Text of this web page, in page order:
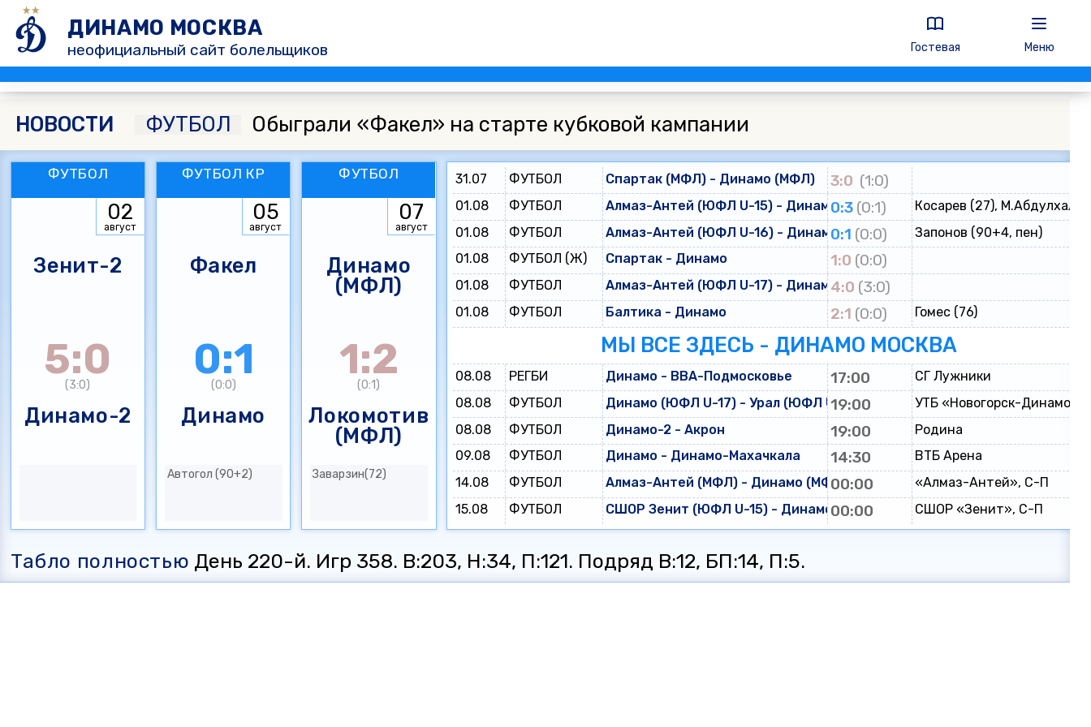
ДИНАМО МОСКВА
неофициальный сайт болельщиков Гостевая Меню
НОВОСТИ ФУТБОЛ Обыграли «Факел» на старте кубковой кампании
ФУТБОЛ
02
август
Зенит-2
5:0
(3:0)
Динамо-2
ФУТБОЛ КР
05
август
Факел
0:1
(0:0)
Динамо
Автогол (90+2)
ФУТБОЛ
07
август
Динамо
(МФЛ)
1:2
(0:1)
Локомотив
(МФЛ)
Заварзин(72)
31.07 ФУТБОЛ Спартак (МФЛ) - Динамо (МФЛ) 3:0 (1:0)
01.08 ФУТБОЛ Алмаз-Антей (ЮФЛ U-15) - Динамо (ЮФЛ U-15)
0:3 (0:1)
Косарев (27),
01.08
ФУТБОЛ Алмаз-Антей (ЮФЛ U-16) - Динамо (ЮФЛ U-16)
0:1 (0:0)
Запонов (90+4, пен)
01.08
ФУТБОЛ (Ж) Спартак - Динамо 1:0 (0:0)
01.08 ФУТБОЛ Алмаз-Антей (ЮФЛ U-17) - Динамо (ЮФЛ U-17)
4:0 (3:0)
01.08 ФУТБОЛ Балтика - Динамо 2:1 (0:0) Гомес (76)
МЫ ВСЕ ЗДЕСЬ - ДИНАМО МОСКВА
08.08 РЕГБИ Динамо - ВВА-Подмосковье 17:00
СГ Лужники
08.08
ФУТБОЛ Динамо (ЮФЛ U-17) - Урал (ЮФЛ U-17)
19:00
УТБ «Новогорск-Динамо»
08.08
ФУТБОЛ Динамо-2 - Акрон 19:00
Родина
09.08
ФУТБОЛ Динамо - Динамо-Махачкала 14:30
ВТБ Арена
14.08
ФУТБОЛ Алмаз-Антей (МФЛ) - Динамо (МФЛ)00:00
«Алмаз-Антей», С-П
15.08
ФУТБОЛ СШОР Зенит (ЮФЛ U-15) - Динамо (ЮФЛ U-15)
00:00 СШОР «Зенит», С-П
Табло полностью День 220-й. Игр 358. В:203, Н:34, П:121. Подряд В:12, БП:14, П:5.